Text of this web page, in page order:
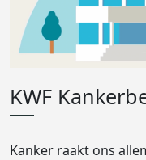
KWF
Kanker raakt ons